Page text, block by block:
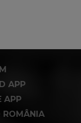
APP
APP
ROMÂNIA